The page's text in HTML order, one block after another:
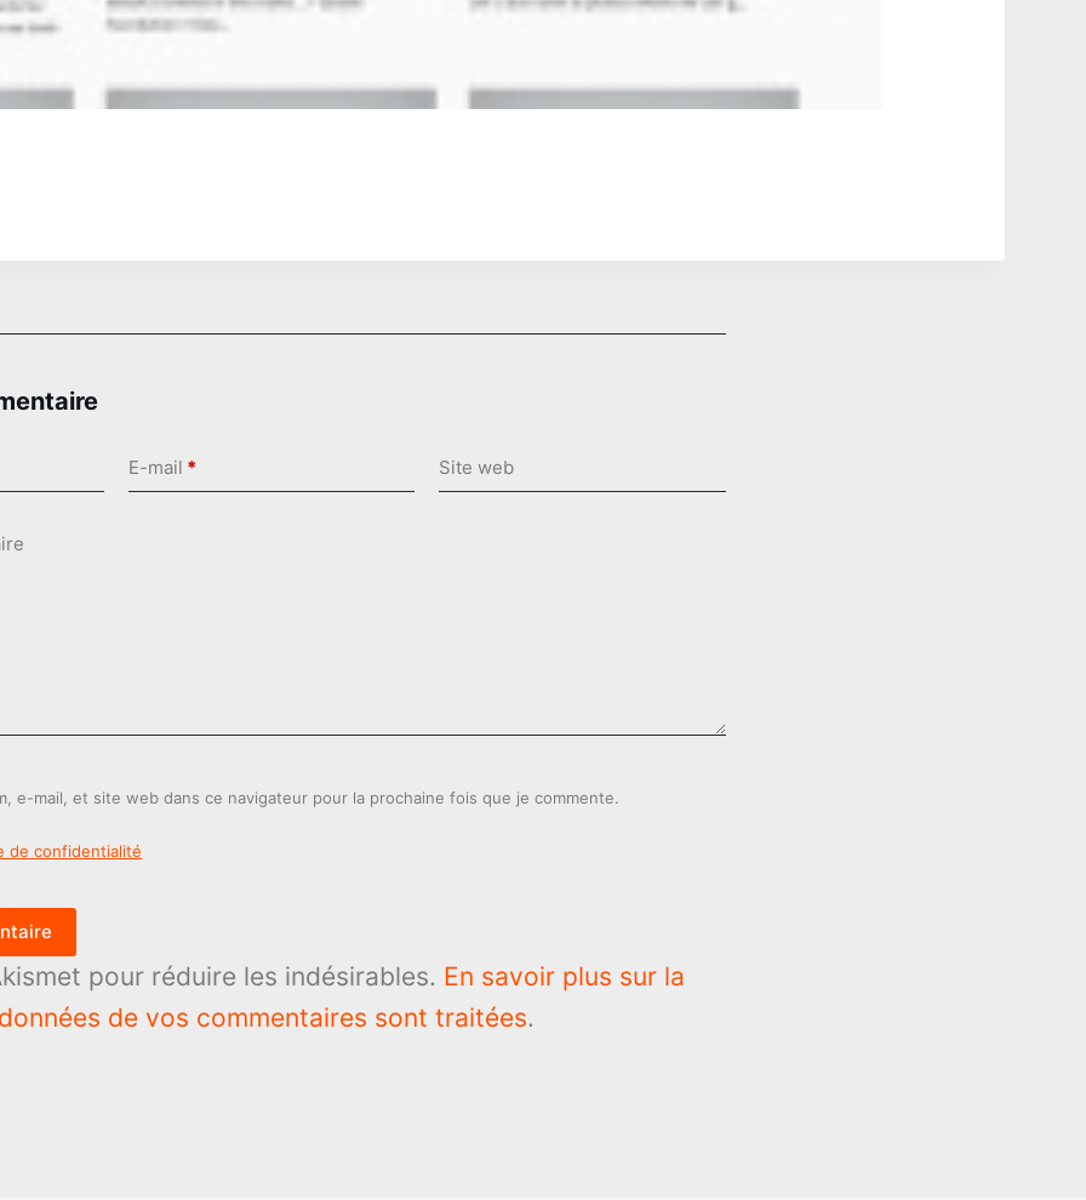
E-mail * Site web
e-mail, et site web dans ce navigateur pour la prochaine fois que je commente.
de confidentialité
pour réduire les indésirables. En savoir plus sur la
de vos commentaires sont traitées.